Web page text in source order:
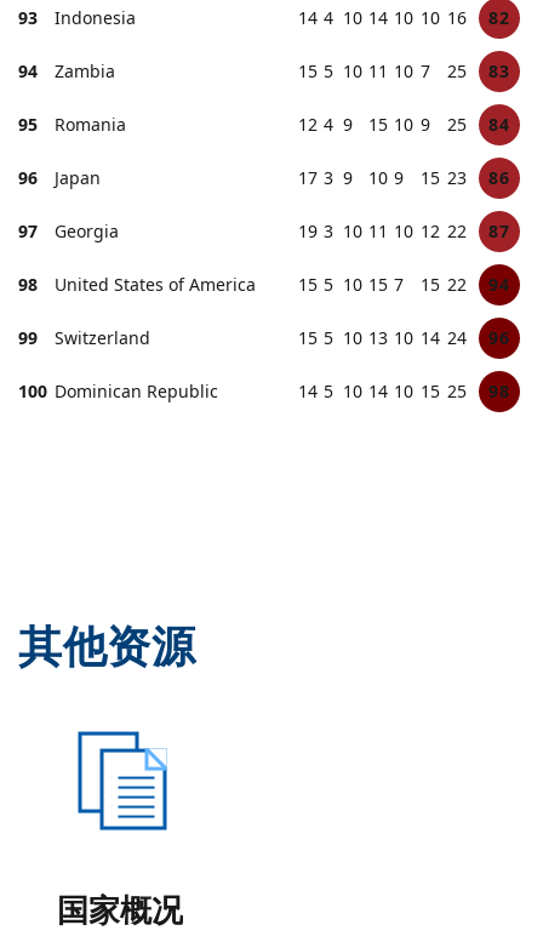
93 Indonesia 14 4 10 14 10 10 16 82
94 Zambia 15 5 10 11 10 7 25 83
95 Romania 12 4 9 15 10 9 25 84
96 Japan 17 3 9 10 9 15 23 86
97 Georgia 19 3 10 11 10 12 22 87
98 United States of America 15 5 10 15 7 15 22 94
99 Switzerland 15 5 10 13 10 14 24 96
100 Dominican Republic 14 5 10 14 10 15 25 98
其他资源
国家概况